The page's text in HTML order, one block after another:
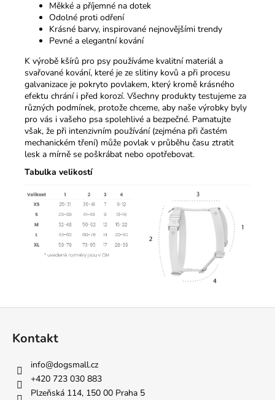
Měkké a příjemné na dotek
Odolné proti odření
Krásné barvy, inspirované nejnovějšími trendy
Pevné a elegantní kování
K výrobě kšírů pro psy používáme kvalitní materiál a
svařované kování, které je ze slitiny kovů a při procesu
galvanizace je pokryto povlakem, který kromě krásného
efektu chrání i před korozí. Všechny produkty testujeme za
různých podmínek, protože chceme, aby naše výrobky byly
pro vás i vašeho psa spolehlivé a bezpečné. Pamatujte
však, že při intenzivním používání (zejména při častém
mechanickém tření) může povlak v průběhu času ztratit
lesk a mírně se poškrábat nebo opotřebovat.
Tabulka velikostí
Kontakt
info@dogsmall.cz
+420 723 030 883
Plzeňská 114, 150 00 Praha 5